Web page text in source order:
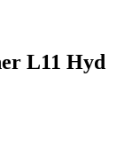
L11 Hyd